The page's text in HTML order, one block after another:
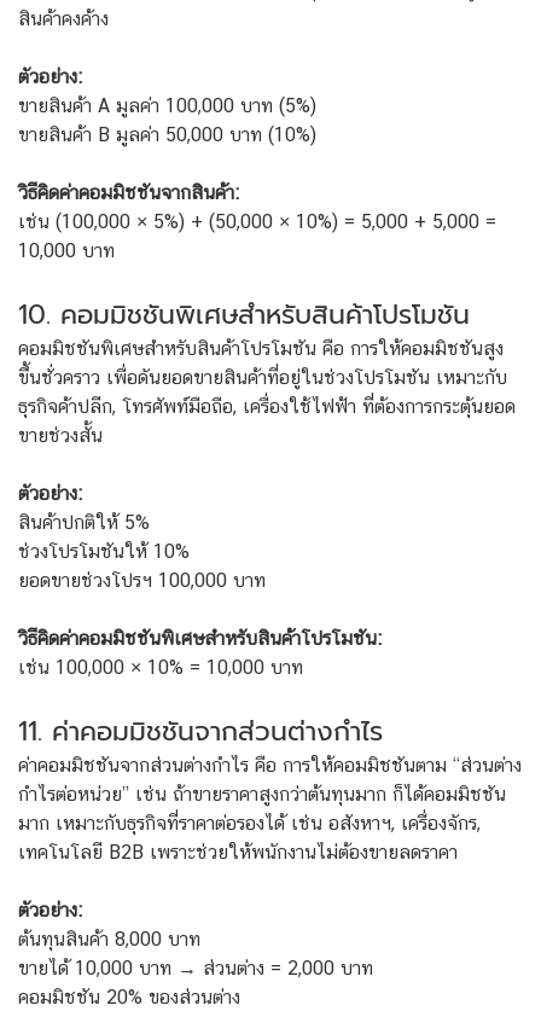
สินค้าคงค้าง
ตัวอย่าง:
ขายสินค้า A มูลค่า 100,000 บาท (5%)
ขายสินค้า B มูลค่า 50,000 บาท (10%)
วิธีคิดค่าคอมมิชชันจากสินค้า:
เช่น (100,000 × 5%) + (50,000 × 10%) = 5,000 + 5,000 =
10,000 บาท
10. คอมมิชชันพิเศษสำหรับสินค้าโปรโมชัน
คอมมิชชันพิเศษสำหรับสินค้าโปรโมชัน คือ การให้คอมมิชชันสูง
ขึ้นชั่วคราว เพื่อดันยอดขายสินค้าที่อยู่ในช่วงโปรโมชัน เหมาะกับ
ธุรกิจค้าปลีก, โทรศัพท์มือถือ, เครื่องใช้ไฟฟ้า ที่ต้องการกระตุ้นยอด
ขายช่วงสั้น
ตัวอย่าง:
สินค้าปกติให้ 5%
ช่วงโปรโมชันให้ 10%
ยอดขายช่วงโปรฯ 100,000 บาท
วิธีคิดค่าคอมมิชชันพิเศษสำหรับสินค้าโปรโมชัน:
เช่น 100,000 × 10% = 10,000 บาท
11. ค่าคอมมิชชันจากส่วนต่างกำไร
ค่าคอมมิชชันจากส่วนต่างกำไร คือ การให้คอมมิชชันตาม “ส่วนต่าง
กำไรต่อหน่วย” เช่น ถ้าขายราคาสูงกว่าต้นทุนมาก ก็ได้คอมมิชชัน
มาก เหมาะกับธุรกิจที่ราคาต่อรองได้ เช่น อสังหาฯ, เครื่องจักร,
เทคโนโลยี B2B เพราะช่วยให้พนักงานไม่ต้องขายลดราคา
ตัวอย่าง:
ต้นทุนสินค้า 8,000 บาท
ขายได้ 10,000 บาท → ส่วนต่าง = 2,000 บาท
คอมมิชชัน 20% ของส่วนต่าง